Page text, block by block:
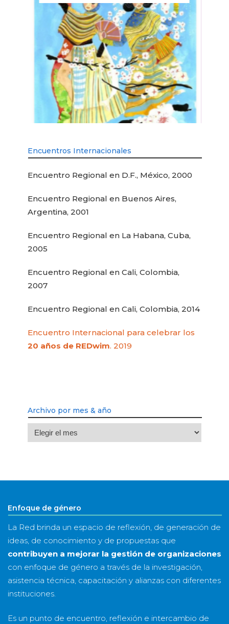
Encuentros Internacionales
Encuentro Regional en D.F., México, 2000
Encuentro Regional en Buenos Aires,
Argentina, 2001
Encuentro Regional en La Habana, Cuba,
2005
Encuentro Regional en Cali, Colombia,
2007
Encuentro Regional en Cali, Colombia, 2014
Encuentro Internacional para celebrar los
20 años de REDwim. 2019
Archivo por mes & año
Archivo
por
año
Enfoque de género
La Red brinda un espacio de reflexión, de generación de
ideas, de conocimiento y de propuestas que
contribuyen a mejorar la gestión de organizaciones
con enfoque de género a través de la investigación,
asistencia técnica, capacitación y alianzas con diferentes
instituciones.
Es un punto de encuentro, reflexión e intercambio de